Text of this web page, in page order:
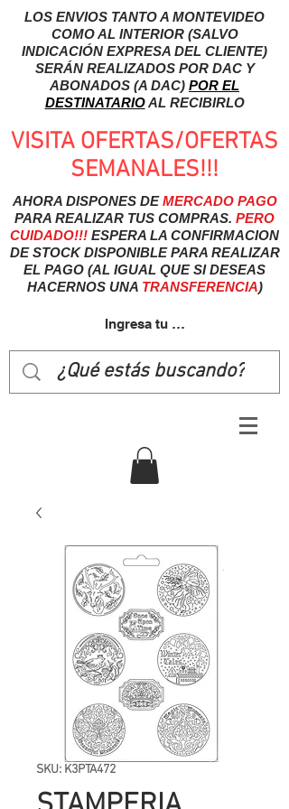
LOS ENVIOS TANTO A MONTEVIDEO
COMO AL INTERIOR (SALVO
INDICACIÓN EXPRESA DEL CLIENTE)
SERÁN REALIZADOS POR DAC Y
ABONADOS (A DAC) POR EL
DESTINATARIOAL RECIBIRLO
VISITA OFERTAS/OFERTAS
SEMANALES!!!
AHORA DISPONES DEMERCADO PAGO
PARA REALIZAR TUS COMPRAS. PERO
CUIDADO!!! ESPERA LA CONFIRMACION
DE STOCK DISPONIBLE PARA REALIZAR
EL PAGO (AL IGUAL QUE SI DESEAS
HACERNOS UNA TRANSFERENCIA)
Ingresa tu usuairo
SKU: K3PTA472